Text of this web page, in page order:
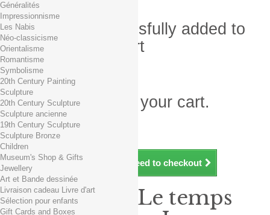
Product successfully added to
your shopping cart
Quantity
Total
There is 1 item in your cart.
Total products (tax incl.)
Total shipping TTC
Total (tax incl.)
Continue shopping Proceed to checkout
Généralités
Impressionnisme
Les Nabis
Néo-classicisme
Orientalisme
Romantisme
Symbolisme
20th Century Painting
Sculpture
20th Century Sculpture
Sculpture ancienne
19th Century Sculpture
Sculpture Bronze
Children
Museum's Shop & Gifts
Jewellery
Art et Bande dessinée
Livraison cadeau Livre d'art
Sélection pour enfants
Gift Cards and Boxes
Exposition : Le temps